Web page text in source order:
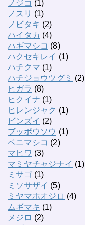
ノジコ (1)
ノスリ (1)
ノビタキ (2)
ハイタカ (4)
ハギマシコ (8)
ハクセキレイ (1)
ハチクマ (1)
ハチジョウツグミ (2)
ヒガラ (8)
ヒクイナ (1)
ヒレンジャク (1)
ビンズイ (2)
ブッポウソウ (1)
ベニマシコ (2)
マヒワ (3)
マミヤチャジナイ (1)
ミサゴ (1)
ミソサザイ (5)
ミヤマホオジロ (4)
ムギマキ (1)
メジロ (2)